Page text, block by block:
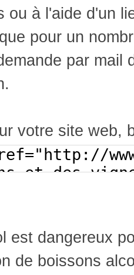
ou à l'aide d'un
pour un
par mail
votre site web,
est dangereux
de boissons